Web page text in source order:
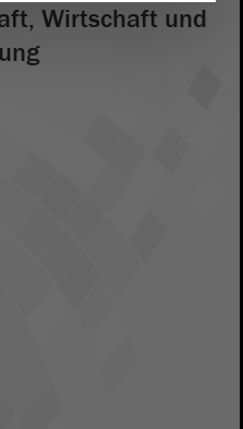
Wirtschaft und